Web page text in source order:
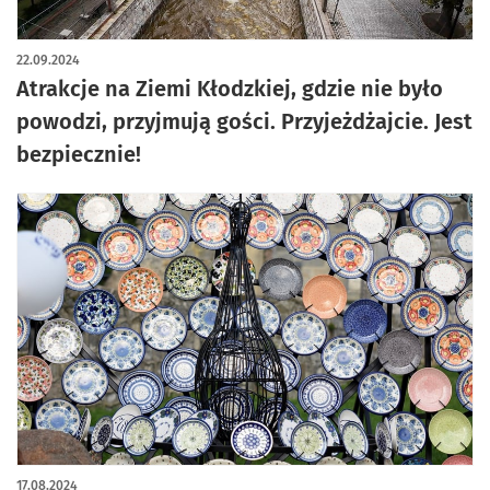
Atrakcje na Ziemi Kłodzkiej, gdzie nie było
powodzi, przyjmują gości. Przyjeżdżajcie. Jest
bezpiecznie!
22.09.2024
17.08.2024